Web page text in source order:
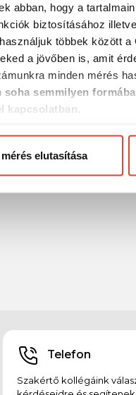
abban, hogy a
biztosításához
többek között
a jövőben is, amit
minden mérés
soha semmilyen
kapcsolatban.
elutasítása
Telefon
Szakértő kollégáink